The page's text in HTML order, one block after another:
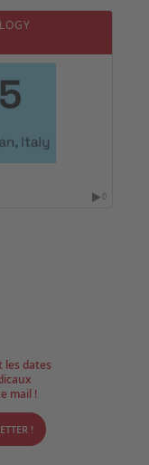
0
les dates
mail !
!